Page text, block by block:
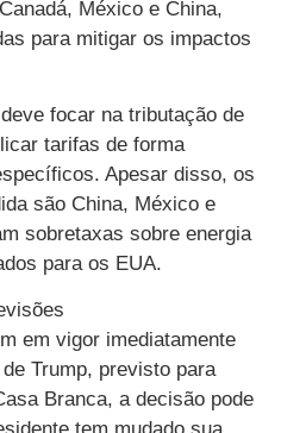
México e China,
para mitigar os impactos
focar na tributação de
tarifas de forma
Apesar disso, os
são China, México e
sobretaxas sobre energia
para os EUA.
em vigor imediatamente
Trump, previsto para
Branca, a decisão pode